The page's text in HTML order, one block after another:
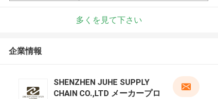
多くを見て下さい
企業情報
SHENZHEN JUHE SUPPLY
CHAIN CO.,LTD メーカープロ